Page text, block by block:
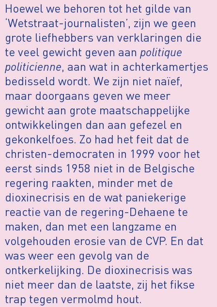
Hoewel we behoren tot het gilde van
‘Wetstraat-journalisten’, zijn we geen
grote liefhebbers van verklaringen die
te veel gewicht geven aan politique
politicienne, aan wat in achterkamertjes
bedisseld wordt. We zijn niet naïef,
maar doorgaans geven we meer
gewicht aan grote maatschappelijke
ontwikkelingen dan aan gefezel en
gekonkelfoes. Zo had het feit dat de
christen-democraten in 1999 voor het
eerst sinds 1958 niet in de Belgische
regering raakten, minder met de
dioxinecrisis en de wat paniekerige
reactie van de regering-Dehaene te
maken, dan met een langzame en
volgehouden erosie van de CVP. En dat
was weer een gevolg van de
ontkerkelijking. De dioxinecrisis was
niet meer dan de laatste, zij het fikse
trap tegen vermolmd hout.